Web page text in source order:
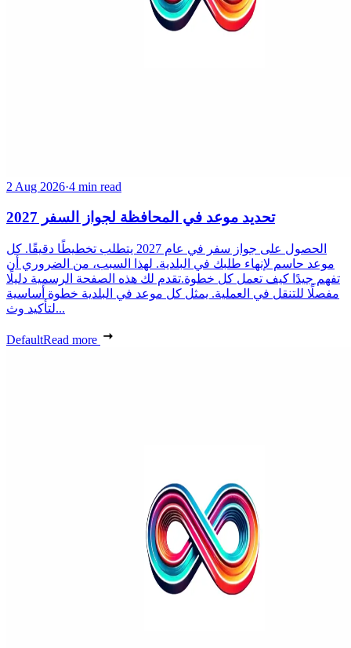
2 Aug 2026·4 min read
تحديد موعد في المحافظة لجواز السفر 2027
الحصول على جواز سفر في عام 2027 يتطلب تخطيطًا دقيقًا. كل
موعد حاسم لإنهاء طلبك في البلدية. لهذا السبب، من الضروري أن
تفهم جيدًا كيف تعمل كل خطوة.تقدم لك هذه الصفحة الرسمية دليلًا
مفصلًا للتنقل في العملية. يمثل كل موعد في البلدية خطوة أساسية
لتأكيد وث...
DefaultRead more